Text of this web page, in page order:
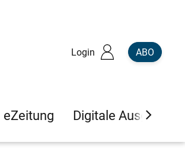
Login ABO
eZeitung Digitale Ausgaben